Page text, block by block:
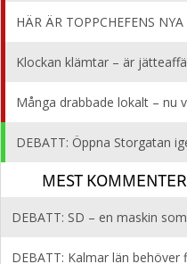
HÄR ÄR TOPPCHEFENS
Klockan klämtar – är
Många drabbade lokalt – nu
DEBATT: Öppna Storgatan
MEST
DEBATT: SD – en maskin
DEBATT: Kalmar län behöver